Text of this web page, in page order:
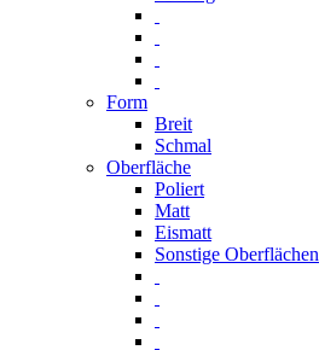
Form
Breit
Schmal
Oberfläche
Poliert
Matt
Eismatt
Sonstige Oberflächen